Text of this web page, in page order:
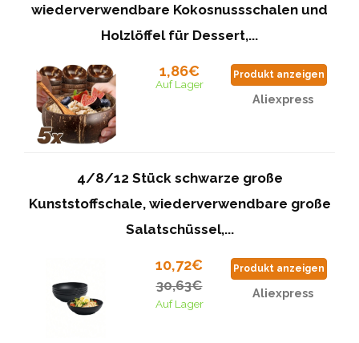
wiederverwendbare Kokosnussschalen und
Holzlöffel für Dessert,...
1,86€
Auf Lager
Produkt anzeigen
Aliexpress
4/8/12 Stück schwarze große
Kunststoffschale, wiederverwendbare große
Salatschüssel,...
10,72€
30,63€
Auf Lager
Produkt anzeigen
Aliexpress